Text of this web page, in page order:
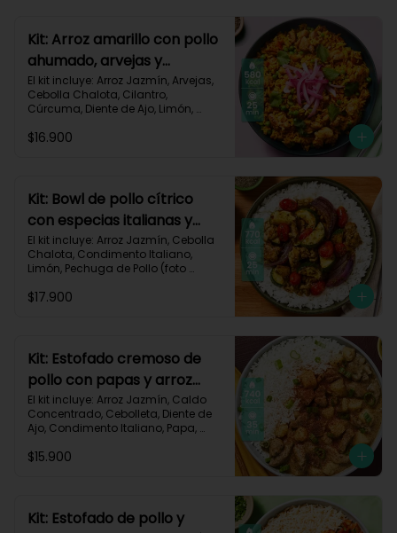
650 kcal	| Carbohidratos 52g |
Grasas 32g | Proteínas 41g
Kit: Arroz amarillo con pollo
ahumado, arvejas y
cilantro-131
El kit incluye: Arroz Jazmín, Arvejas,
Cebolla Chalota, Cilantro,
Cúrcuma, Diente de Ajo, Limón,
160g/p), Tomate, Receta Impresa.
$16.900
Kit: Bowl de pollo cítrico
con especias italianas y
vegetales asados-135
El kit incluye: Arroz Jazmín, Cebolla
Chalota, Condimento Italiano,
Limón, Pechuga de Pollo (foto
Cherry, Zucchini, Receta Impresa.
$17.900
Kit: Estofado cremoso de
pollo con papas y arroz
jazmín-127
El kit incluye: Arroz Jazmín, Caldo
Concentrado, Cebolleta, Diente de
Ajo, Condimento Italiano, Papa,
160g/p), Queso Crema, Receta
Grasas 14g | Proteínas 41g
$15.900
Kit: Estofado de pollo y